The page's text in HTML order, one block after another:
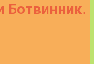
Ботвинник.